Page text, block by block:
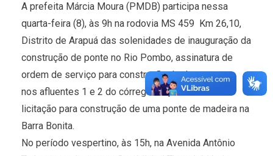
A prefeita Márcia Moura (PMDB) participa nessa
quarta-feira (8), às 9h na rodovia MS 459  Km 26,10,
Distrito de Arapuá das solenidades de inauguração da
construção de ponte no Rio Pombo, assinatura de
ordem de serviço para construção de duas pontes
nos afluentes 1 e 2 do córrego Arapuá e ordem de
licitação para construção de uma ponte de madeira na
Barra Bonita.
No período vespertino, às 15h, na Avenida Antônio